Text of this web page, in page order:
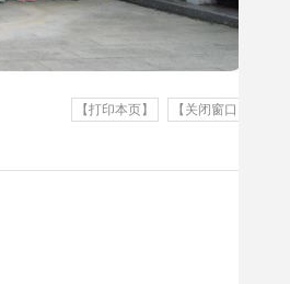
【打印本页】 【关闭窗口】